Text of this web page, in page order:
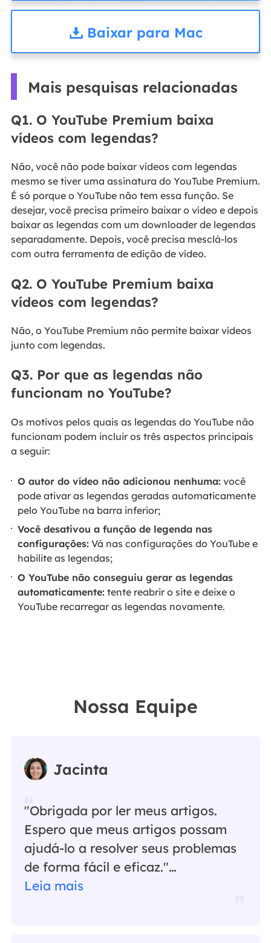
Baixar para Mac
Mais pesquisas relacionadas
Q1. O YouTube Premium baixa
vídeos com legendas?
Não, você não pode baixar vídeos com legendas
mesmo se tiver uma assinatura do YouTube Premium.
É só porque o YouTube não tem essa função. Se
desejar, você precisa primeiro baixar o vídeo e depois
baixar as legendas com um downloader de legendas
separadamente. Depois, você precisa mesclá-los
com outra ferramenta de edição de vídeo.
Q2. O YouTube Premium baixa
vídeos com legendas?
Não, o YouTube Premium não permite baixar vídeos
junto com legendas.
Q3. Por que as legendas não
funcionam no YouTube?
Os motivos pelos quais as legendas do YouTube não
funcionam podem incluir os três aspectos principais
a seguir:
O autor do vídeo não adicionou nenhuma: você
pode ativar as legendas geradas automaticamente
pelo YouTube na barra inferior;
Você desativou a função de legenda nas
configurações: Vá nas configurações do YouTube e
habilite as legendas;
O YouTube não conseguiu gerar as legendas
automaticamente: tente reabrir o site e deixe o
YouTube recarregar as legendas novamente.
Nossa Equipe
Jacinta
"Obrigada por ler meus artigos.
Espero que meus artigos possam
ajudá-lo a resolver seus problemas
de forma fácil e eficaz."…
Leia mais